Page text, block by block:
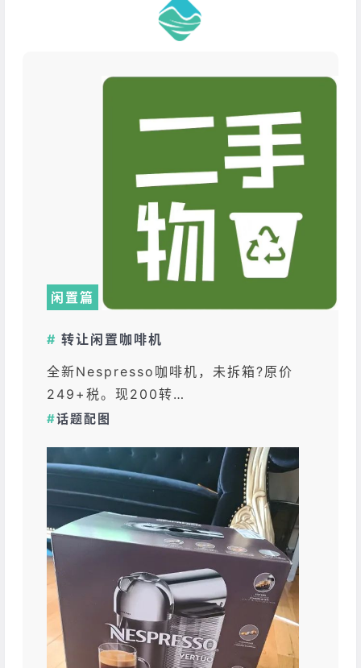
闲置篇
# 转让闲置咖啡机
全新Nespresso咖啡机，未拆箱?原价
249+税。现200转…
#话题配图